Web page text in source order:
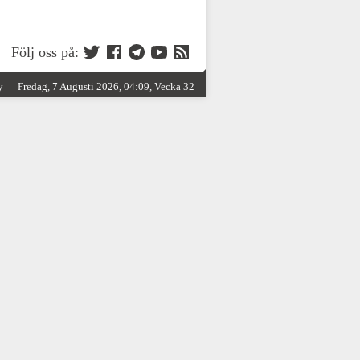
Följ oss på:
Fredag, 7 Augusti 2026, 04:09, Vecka 32